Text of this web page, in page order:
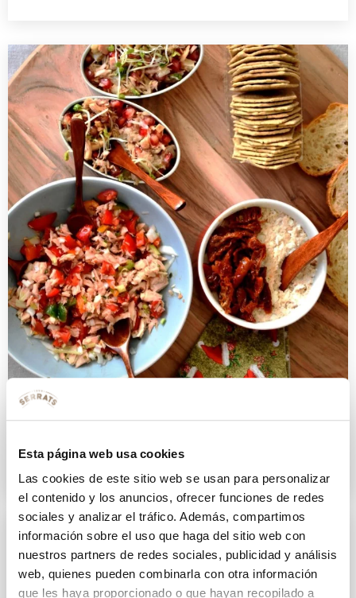
Esta página web usa cookies
Las cookies de este sitio web se usan para personalizar
el contenido y los anuncios, ofrecer funciones de redes
sociales y analizar el tráfico. Además, compartimos
información sobre el uso que haga del sitio web con
nuestros partners de redes sociales, publicidad y análisis
web, quienes pueden combinarla con otra información
que les haya proporcionado o que hayan recopilado a
Canapés variados de atún
17 ENERO 2017